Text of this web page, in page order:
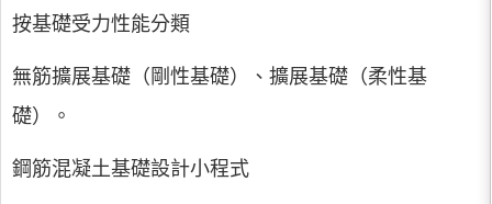
按基礎受力性能分類
無筋擴展基礎（剛性基礎）、擴展基礎（柔性基
礎）。
鋼筋混凝土基礎設計小程式